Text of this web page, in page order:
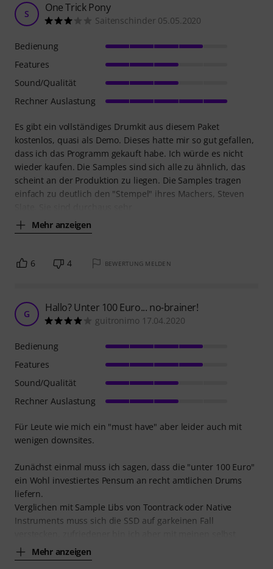
S One Trick Pony
Saitenschinder 05.05.2020
Es gibt ein vollständiges Drumkit aus diesem Paket
kostenlos, quasi als Demo. Dieses hatte mir so gut gefallen,
dass ich das Programm gekauft habe. Ich würde es nicht
wieder kaufen. Die Samples sind sich alle zu ähnlich, das
scheint an der Produktion zu liegen. Die Samples tragen
einfach zu deutlich den "Stempel" ihres Machers, Steven
Mehr anzeigen
Bedienung
Features
Sound/Qualität
Rechner Auslastung
6 4 BEWERTUNG MELDEN
G Hallo? Unter 100 Euro... no-brainer!
guitronimo 17.04.2020
Für Leute wie mich ein "must have" aber leider auch mit
wenigen downsites.
Zunächst einmal muss ich sagen, dass die "unter 100 Euro"
ein Wohl investiertes Pensum an recht amtlichen Drums
liefern.
Verglichen mit Sample Libs von Toontrack oder Native
Instruments muss sich die SSD auf garkeinen Fall
Mehr anzeigen
Bedienung
Features
Sound/Qualität
Rechner Auslastung